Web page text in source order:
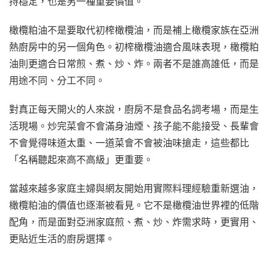
橄欖粕油不是要取代初榨橄欖油，而是補上橄欖家族在亞洲
熱廚房中的另一個角色。初榨橄欖油適合風味表現，橄欖粕
油則更適合日常煎、煮、炒、炸。兩者不是誰高誰低，而是
用途不同、分工不同。
對真正每天開火的人來說，廚房不是食品名詞考場，而是生
活現場。炒完菜會不會滿身油煙、孩子能不能接受、長輩會
不會覺得味道太重、一道菜會不會被油味搶走，這些都比
「名稱聽起來高不高級」更重要。
當越來越多家庭主婦與網友開始用實際料理經驗重新選油，
橄欖粕油的價值也逐漸被看見。它不是橄欖油世界裡的低階
配角，而是面對亞洲家庭煎、煮、炒、炸需求時，更實用、
更貼近生活的廚房選擇。